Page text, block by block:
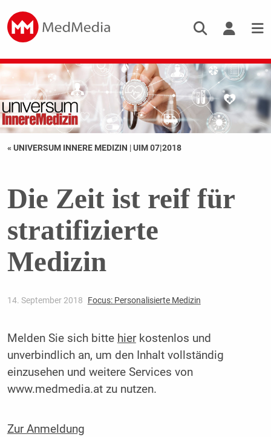
« UNIVERSUM INNERE MEDIZIN |UIM 07|2018
Die Zeit ist reif für
stratifizierte
Medizin
14. September 2018 Focus: Personalisierte Medizin
Melden Sie sich bitte hierkostenlos und
unverbindlich an, um den Inhalt vollständig
einzusehen und weitere Services von
www.medmedia.at zu nutzen.
Zur Anmeldung